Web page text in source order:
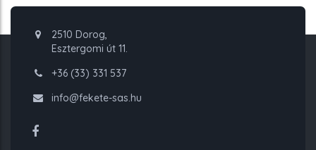
2510 Dorog,
Esztergomi út 11.
+36 (33) 331 537
info@fekete-sas.hu